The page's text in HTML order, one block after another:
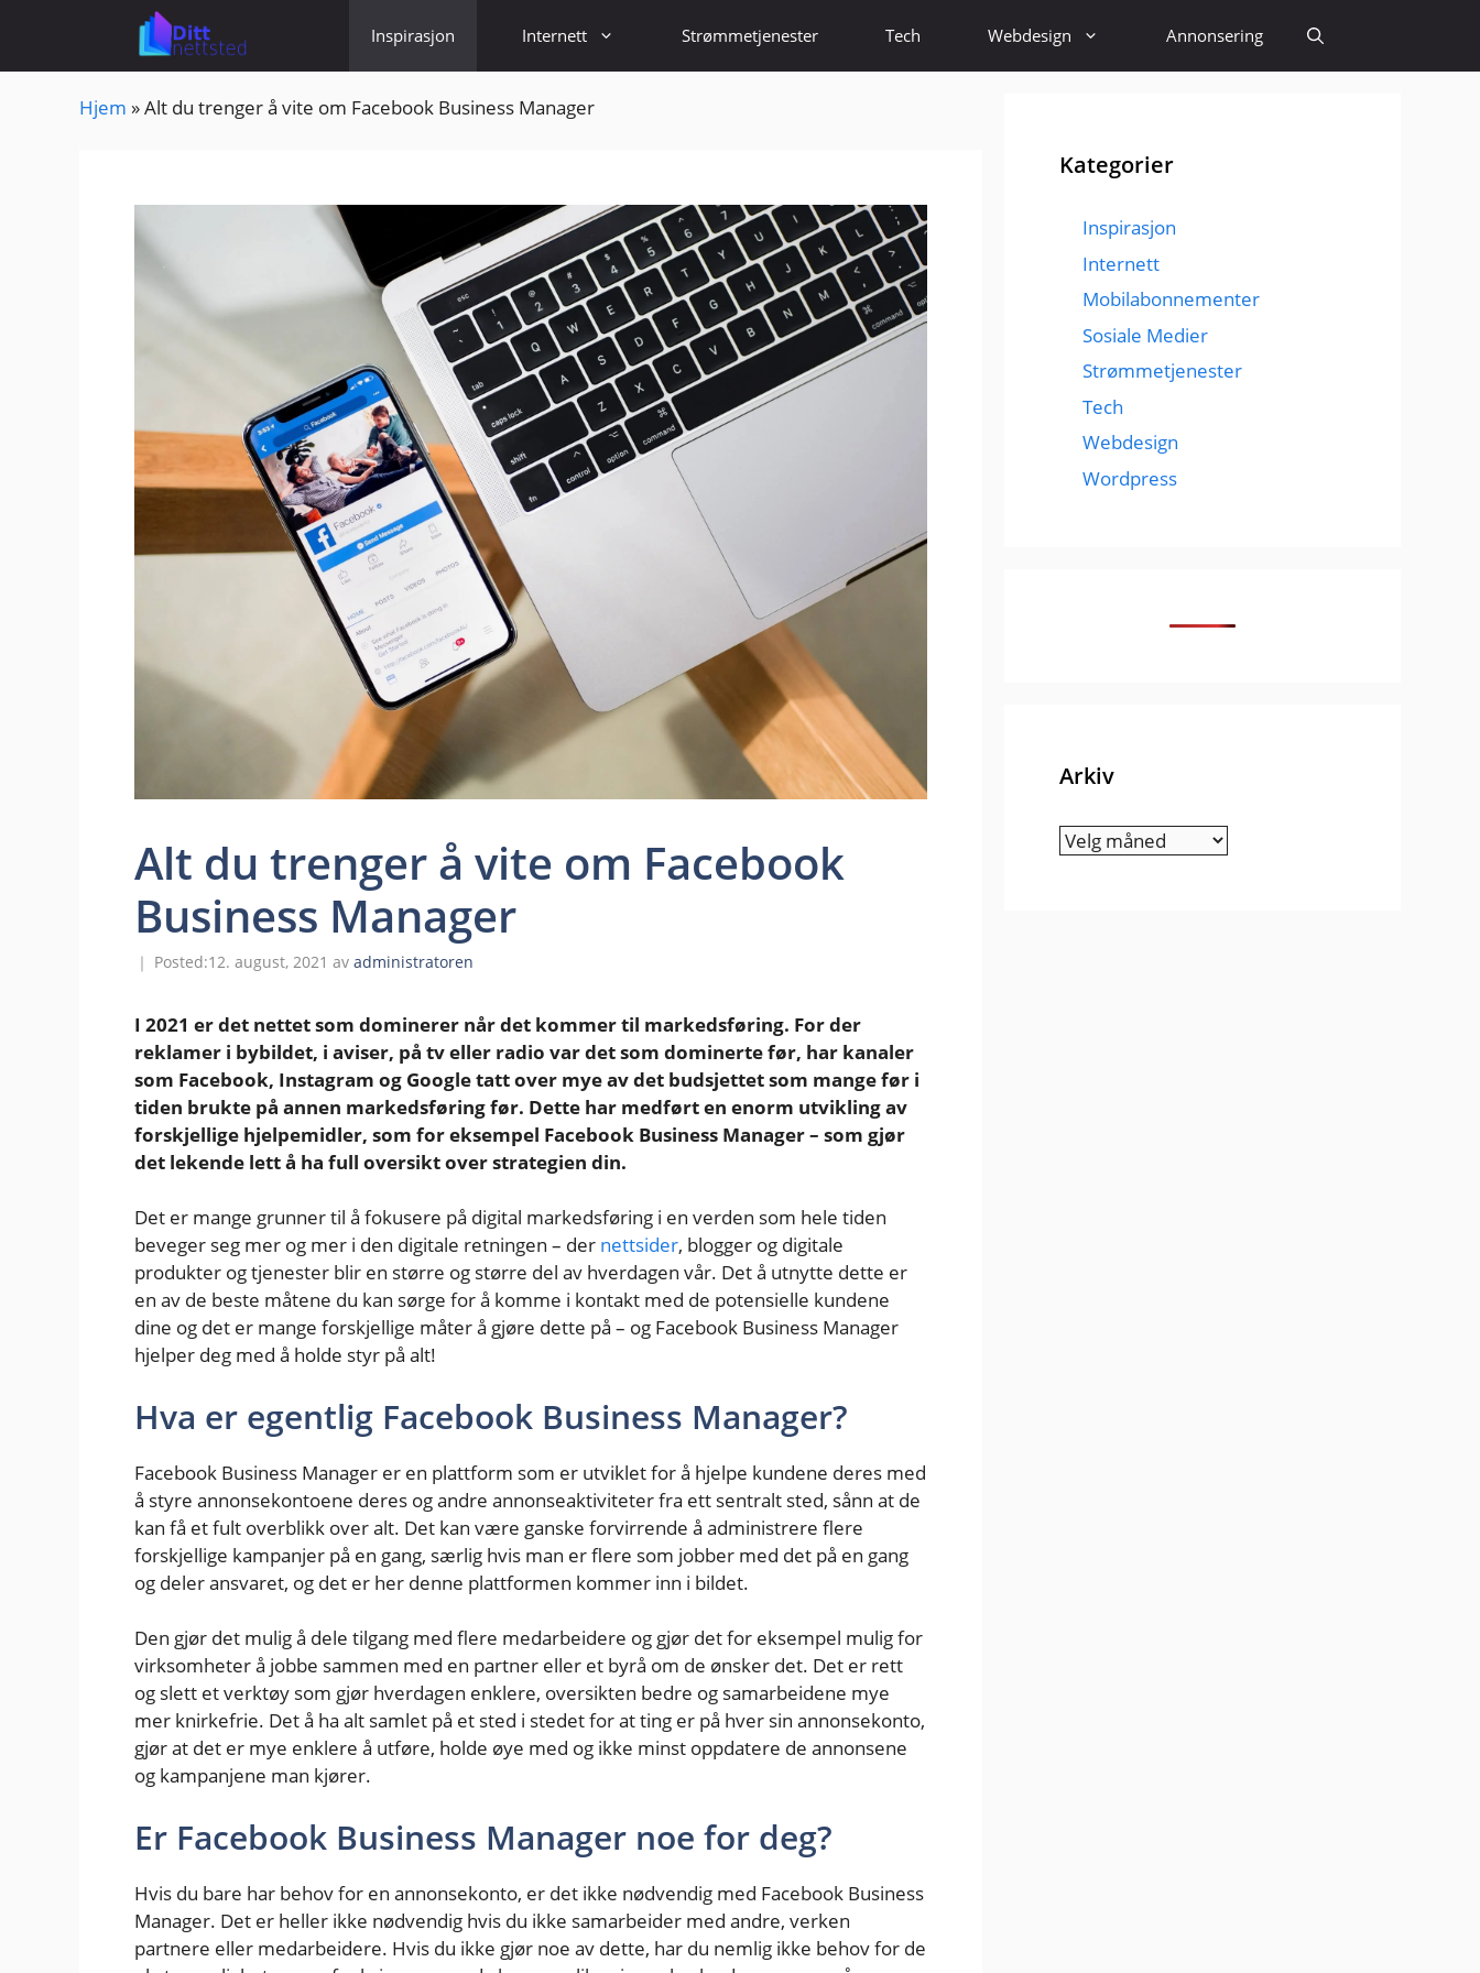
innhold
Inspirasjon Internett Strømmetjenester Tech Webdesign Annonsering
Hjem »Alt du trenger å vite om Facebook Business Manager
Alt du trenger å vite om Facebook
Business Manager
12. august, 2021 av administratoren
I 2021 er det nettet som dominerer når det kommer til markedsføring. For der
reklamer i bybildet, i aviser, på tv eller radio var det som dominerte før, har kanaler
som Facebook, Instagram og Google tatt over mye av det budsjettet som mange før i
tiden brukte på annen markedsføring før. Dette har medført en enorm utvikling av
forskjellige hjelpemidler, som for eksempel Facebook Business Manager – som gjør
det lekende lett å ha full oversikt over strategien din.
Det er mange grunner til å fokusere på digital markedsføring i en verden som hele tiden
beveger seg mer og mer i den digitale retningen – der nettsider, blogger og digitale
produkter og tjenester blir en større og større del av hverdagen vår. Det å utnytte dette er
en av de beste måtene du kan sørge for å komme i kontakt med de potensielle kundene
dine og det er mange forskjellige måter å gjøre dette på – og Facebook Business Manager
hjelper deg med å holde styr på alt!
Hva er egentlig Facebook Business Manager?
Facebook Business Manager er en plattform som er utviklet for å hjelpe kundene deres med
å styre annonsekontoene deres og andre annonseaktiviteter fra ett sentralt sted, sånn at de
kan få et fult overblikk over alt. Det kan være ganske forvirrende å administrere flere
forskjellige kampanjer på en gang, særlig hvis man er flere som jobber med det på en gang
og deler ansvaret, og det er her denne plattformen kommer inn i bildet.
Den gjør det mulig å dele tilgang med flere medarbeidere og gjør det for eksempel mulig for
virksomheter å jobbe sammen med en partner eller et byrå om de ønsker det. Det er rett
og slett et verktøy som gjør hverdagen enklere, oversikten bedre og samarbeidene mye
mer knirkefrie. Det å ha alt samlet på et sted i stedet for at ting er på hver sin annonsekonto,
gjør at det er mye enklere å utføre, holde øye med og ikke minst oppdatere de annonsene
og kampanjene man kjører.
Er Facebook Business Manager noe for deg?
Hvis du bare har behov for en annonsekonto, er det ikke nødvendig med Facebook Business
Manager. Det er heller ikke nødvendig hvis du ikke samarbeider med andre, verken
partnere eller medarbeidere. Hvis du ikke gjør noe av dette, har du nemlig ikke behov for de
Kategorier
Inspirasjon
Internett
Mobilabonnementer
Sosiale Medier
Strømmetjenester
Tech
Webdesign
Wordpress
Arkiv
Arkiv